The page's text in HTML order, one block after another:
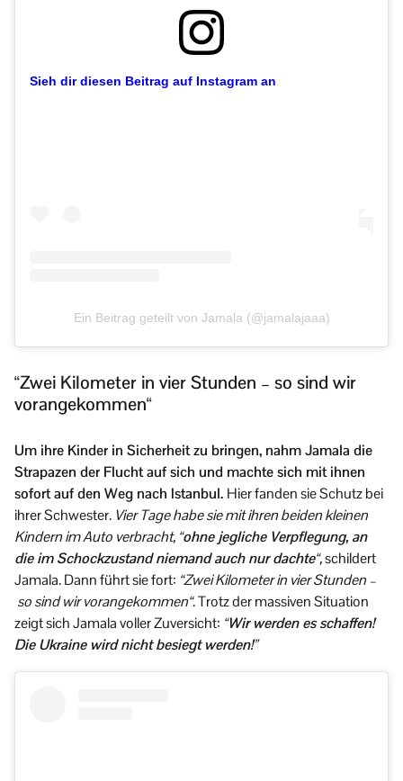
Sieh dir diesen Beitrag auf Instagram an
Ein Beitrag geteilt von Jamala (@jamalajaaa)
“Zwei Kilometer in vier Stunden – so sind wir
vorangekommen“
Um ihre Kinder in Sicherheit zu bringen, nahm Jamala die
Strapazen der Flucht auf sich und machte sich mit ihnen
sofort auf den Weg nach Istanbul. Hier fanden sie Schutz bei
ihrer Schwester. Vier Tage habe sie mit ihren beiden kleinen
Kindern im Auto verbracht, “ohne jegliche Verpflegung, an
die im Schockzustand niemand auch nur dachte“,schildert
Jamala. Dann führt sie fort: “Zwei Kilometer in vier Stunden –
so sind wir vorangekommen“. Trotz der massiven Situation
zeigt sich Jamala voller Zuversicht: “Wir werden es schaffen!
Die Ukraine wird nicht besiegt werden!”